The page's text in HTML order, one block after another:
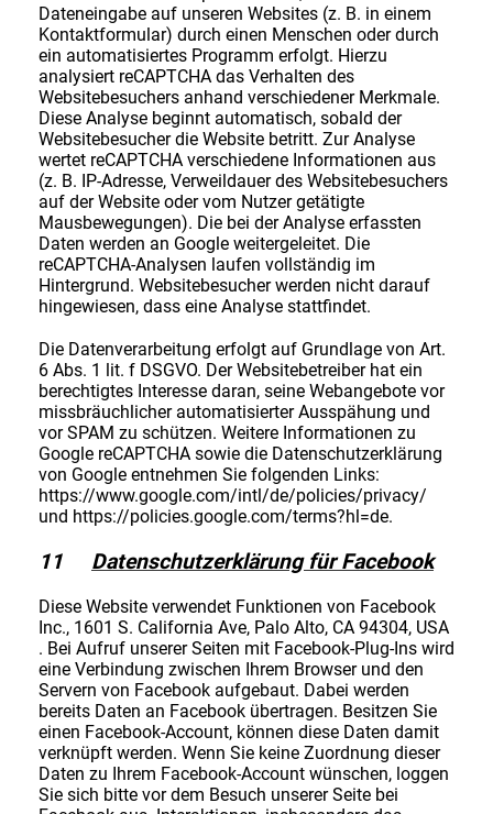
Dateneingabe auf unseren Websites (z. B. in einem
Kontaktformular) durch einen Menschen oder durch
ein automatisiertes Programm erfolgt. Hierzu
analysiert reCAPTCHA das Verhalten des
Websitebesuchers anhand verschiedener Merkmale.
Diese Analyse beginnt automatisch, sobald der
Websitebesucher die Website betritt. Zur Analyse
wertet reCAPTCHA verschiedene Informationen aus
(z. B. IP-Adresse, Verweildauer des Websitebesuchers
auf der Website oder vom Nutzer getätigte
Mausbewegungen). Die bei der Analyse erfassten
Daten werden an Google weitergeleitet. Die
reCAPTCHA-Analysen laufen vollständig im
Hintergrund. Websitebesucher werden nicht darauf
hingewiesen, dass eine Analyse stattfindet.
Die Datenverarbeitung erfolgt auf Grundlage von Art.
6 Abs. 1 lit. f DSGVO. Der Websitebetreiber hat ein
berechtigtes Interesse daran, seine Webangebote vor
missbräuchlicher automatisierter Ausspähung und
vor SPAM zu schützen. Weitere Informationen zu
Google reCAPTCHA sowie die Datenschutzerklärung
von Google entnehmen Sie folgenden Links:
https://www.google.com/intl/de/policies/privacy/
und https://policies.google.com/terms?hl=de.
11 Datenschutzerklärung für Facebook
Diese Website verwendet Funktionen von Facebook
Inc., 1601 S. California Ave, Palo Alto, CA 94304, USA
. Bei Aufruf unserer Seiten mit Facebook-Plug-Ins wird
eine Verbindung zwischen Ihrem Browser und den
Servern von Facebook aufgebaut. Dabei werden
bereits Daten an Facebook übertragen. Besitzen Sie
einen Facebook-Account, können diese Daten damit
verknüpft werden. Wenn Sie keine Zuordnung dieser
Daten zu Ihrem Facebook-Account wünschen, loggen
Sie sich bitte vor dem Besuch unserer Seite bei